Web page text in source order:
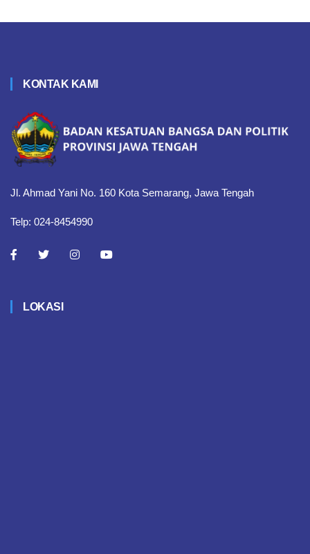
KONTAK KAMI
Jl. Ahmad Yani No. 160 Kota Semarang, Jawa Tengah
Telp: 024-8454990
LOKASI